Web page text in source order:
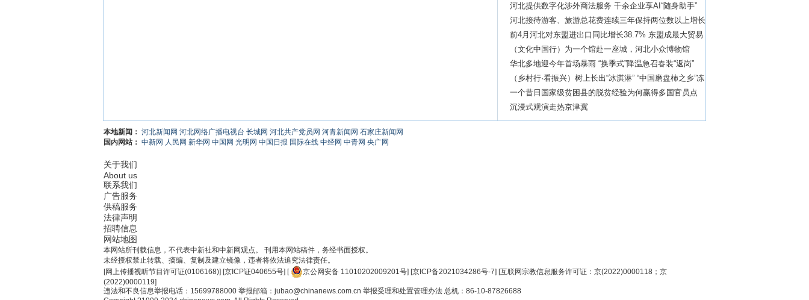
河北提供数字化涉外商法服务 千余企业享AI“随身助手”
河北接待游客、旅游总花费连续三年保持两位数以上增长
前4月河北对东盟进出口同比增长38.7% 东盟成最大贸易
伙伴
（文化中国行）为一个馆赴一座城，河北小众博物馆
频“出圈”
华北多地迎今年首场暴雨 “换季式”降温急召春装“返岗”
（乡村行·看振兴）树上长出“冰淇淋” “中国磨盘柿之乡”冻
出新产业
一个昔日国家级贫困县的脱贫经验为何赢得多国官员点
赞？
沉浸式观演走热京津冀
本地新闻： 河北新闻网 河北网络广播电视台 长城网 河北共产党员网 河青新闻网 石家庄新闻网
国内网站： 中新网 人民网 新华网 中国网 光明网 中国日报 国际在线 中经网 中青网 央广网
关于我们
About us
联系我们
广告服务
供稿服务
法律声明
招聘信息
网站地图
本网站所刊载信息，不代表中新社和中新网观点。 刊用本网站稿件，务经书面授权。
未经授权禁止转载、摘编、复制及建立镜像，违者将依法追究法律责任。
[网上传播视听节目许可证(0106168)] [京ICP证040655号] [ 京公网安备 11010202009201号] [京ICP备2021034286号-7] [互联网宗教信息服务许可证：京(2022)0000118；京
(2022)0000119]
违法和不良信息举报电话：15699788000 举报邮箱：jubao@chinanews.com.cn 举报受理和处置管理办法 总机：86-10-87826688